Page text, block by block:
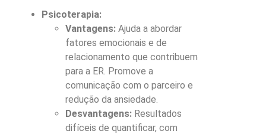
Psicoterapia:
Vantagens: Ajuda a abordar
fatores emocionais e de
relacionamento que contribuem
para a ER. Promove a
comunicação com o parceiro e
redução da ansiedade.
Desvantagens: Resultados
difíceis de quantificar, com